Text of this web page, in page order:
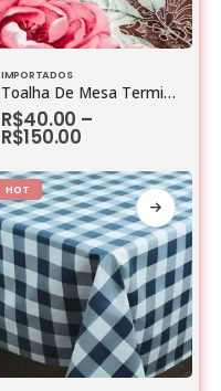
IMPORTADOS
Toalha De Mesa Termica Veneza Bege 1,40 largura (valor por metro)
R$40.00 –
R$150.00
HOT